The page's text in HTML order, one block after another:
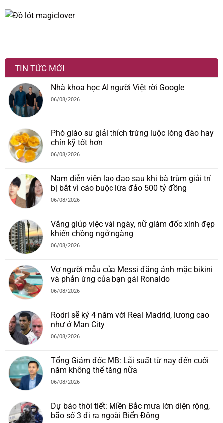
TIN TỨC MỚI
Nhà khoa học AI người Việt rời Google
06/08/2026
Phó giáo sư giải thích trứng luộc lòng đào hay
chín kỹ tốt hơn
06/08/2026
Nam diễn viên lao đao sau khi bà trùm giải trí
bị bắt vì cáo buộc lừa đảo 500 tỷ đồng
06/08/2026
Vắng giúp việc vài ngày, nữ giám đốc xinh đẹp
khiến chồng ngỡ ngàng
06/08/2026
Vợ người mẫu của Messi đăng ảnh mặc bikini
và phản ứng của bạn gái Ronaldo
06/08/2026
Rodri sẽ ký 4 năm với Real Madrid, lương cao
như ở Man City
06/08/2026
Tổng Giám đốc MB: Lãi suất từ nay đến cuối
năm không thể tăng nữa
06/08/2026
Dự báo thời tiết: Miền Bắc mưa lớn diện rộng,
bão số 3 đi ra ngoài Biển Đông